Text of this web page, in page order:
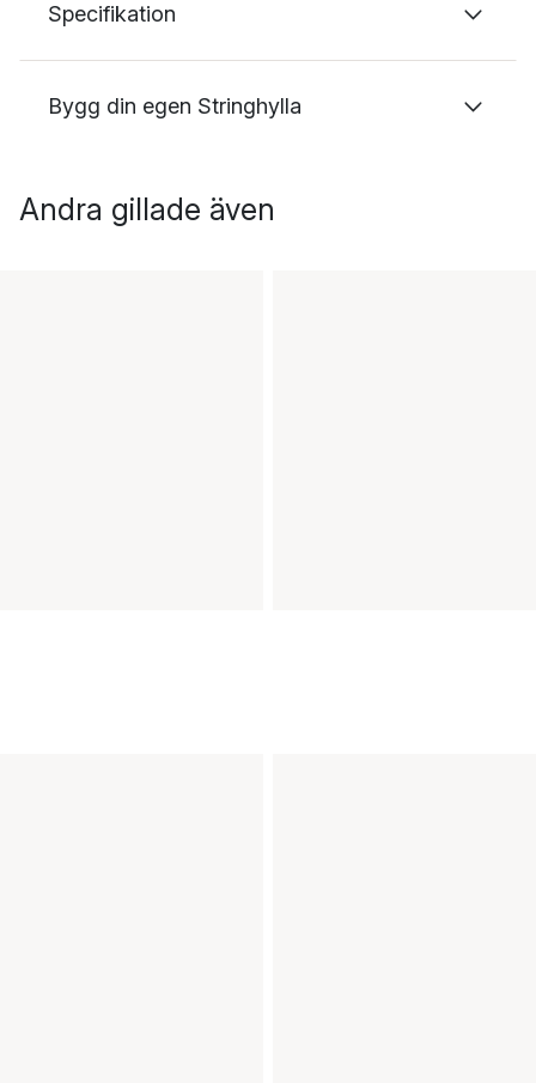
Specifikation
Bygg din egen Stringhylla
Andra gillade även